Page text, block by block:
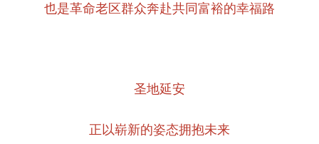
也是革命老区群众奔赴共同富裕的幸福路
圣地延安
正以崭新的姿态拥抱未来